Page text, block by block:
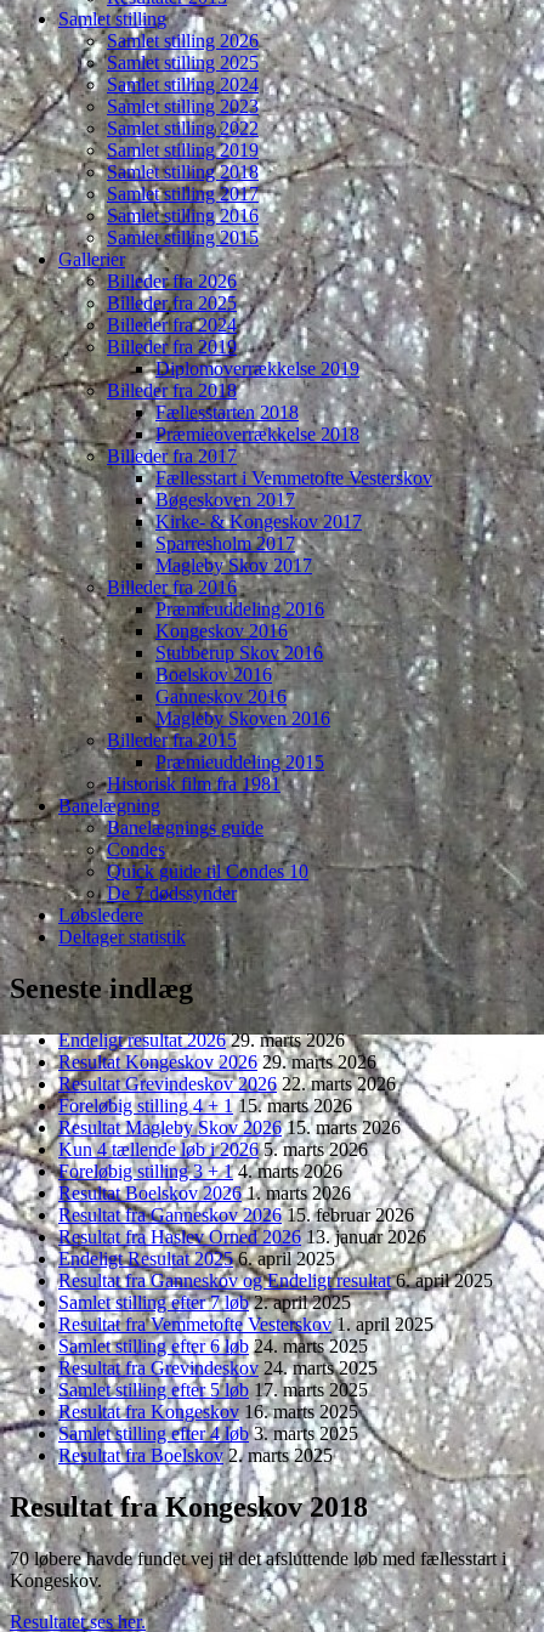
Samlet stilling
Samlet stilling 2026
Samlet stilling 2025
Samlet stilling 2024
Samlet stilling 2023
Samlet stilling 2022
Samlet stilling 2019
Samlet stilling 2018
Samlet stilling 2017
Samlet stilling 2016
Samlet stilling 2015
Gallerier
Billeder fra 2026
Billeder fra 2025
Billeder fra 2024
Billeder fra 2019
Diplomoverrækkelse 2019
Billeder fra 2018
Fællesstarten 2018
Præmieoverrækkelse 2018
Billeder fra 2017
Fællesstart i Vemmetofte Vesterskov
Bøgeskoven 2017
Kirke- & Kongeskov 2017
Sparresholm 2017
Magleby Skov 2017
Billeder fra 2016
Præmieuddeling 2016
Kongeskov 2016
Stubberup Skov 2016
Boelskov 2016
Ganneskov 2016
Magleby Skoven 2016
Billeder fra 2015
Præmieuddeling 2015
Historisk film fra 1981
Banelægning
Banelægnings guide
Condes
Quick guide til Condes 10
De 7 dødssynder
Løbsledere
Deltager statistik
Seneste indlæg
Endeligt resultat 2026 29. marts 2026
Resultat Kongeskov 2026 29. marts 2026
Resultat Grevindeskov 2026 22. marts 2026
Foreløbig stilling 4 + 1 15. marts 2026
Resultat Magleby Skov 2026 15. marts 2026
Kun 4 tællende løb i 2026 5. marts 2026
Foreløbig stilling 3 + 1 4. marts 2026
Resultat Boelskov 2026 1. marts 2026
Resultat fra Ganneskov 2026 15. februar 2026
Resultat fra Haslev Orned 2026 13. januar 2026
Endeligt Resultat 2025 6. april 2025
Resultat fra Ganneskov og Endeligt resultat 6. april 2025
Samlet stilling efter 7 løb 2. april 2025
Resultat fra Vemmetofte Vesterskov 1. april 2025
Samlet stilling efter 6 løb 24. marts 2025
Resultat fra Grevindeskov 24. marts 2025
Samlet stilling efter 5 løb 17. marts 2025
Resultat fra Kongeskov 16. marts 2025
Samlet stilling efter 4 løb 3. marts 2025
Resultat fra Boelskov 2. marts 2025
Resultat fra Kongeskov 2018
70 løbere havde fundet vej til det afsluttende løb med fællesstart i
Kongeskov.
Resultatet ses her.